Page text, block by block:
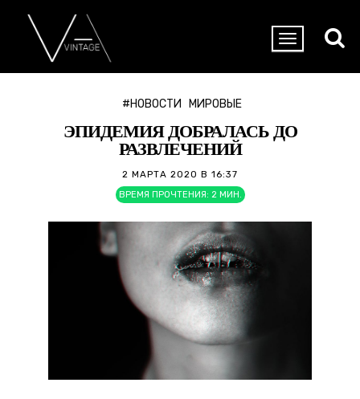
#НОВОСТИ МИРОВЫЕ
ЭПИДЕМИЯ ДОБРАЛАСЬ ДО
РАЗВЛЕЧЕНИЙ
2 МАРТА 2020 В 16:37
ВРЕМЯ ПРОЧТЕНИЯ: 2 МИН.